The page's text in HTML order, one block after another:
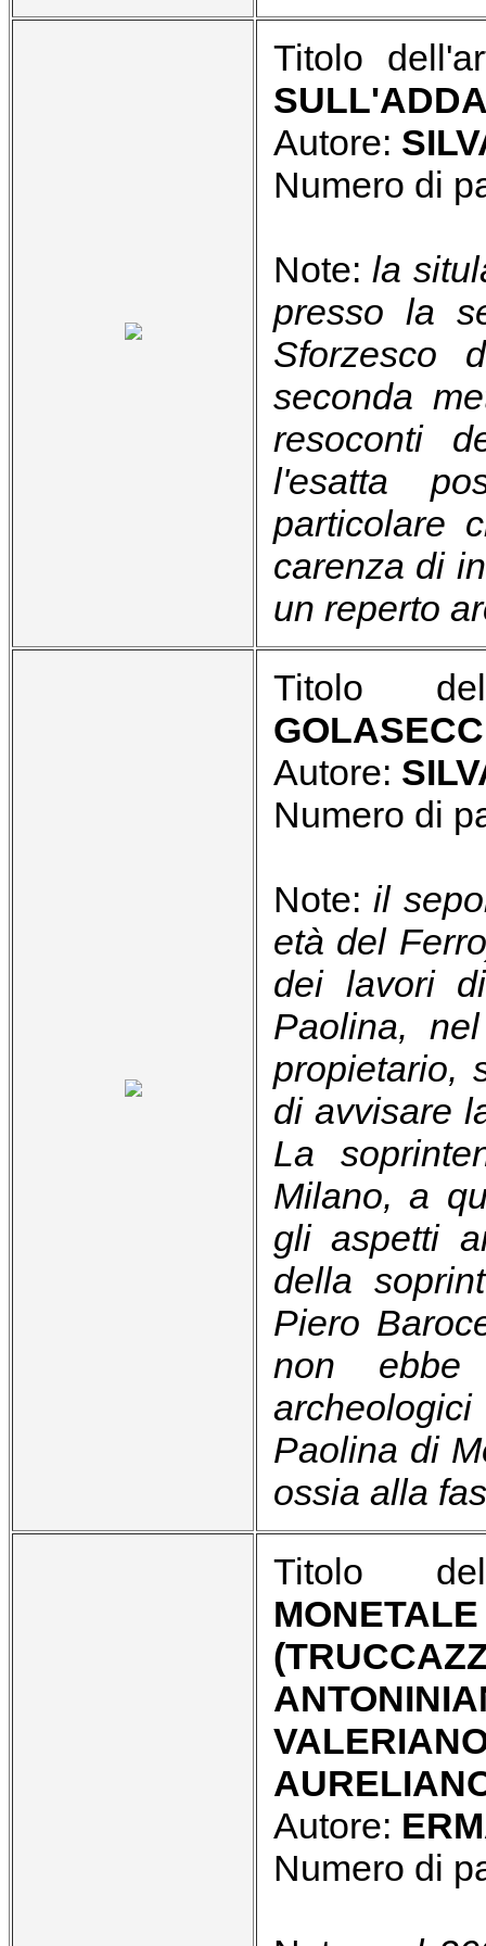
Titolo
Autore:
Numero di
Note:la
presso la
Sforzesco
seconda
resoconti
l'esatta
particolare
carenza di
un reperto
Titolo
Autore:
Numero di
Note:il
età del
dei lavori
Paolina,
propietario,
di avvisare
La
Milano, a
gli aspetti
della
Piero
non ebbe
Paolina di
ossia alla
Titolo
Autore:
Numero di